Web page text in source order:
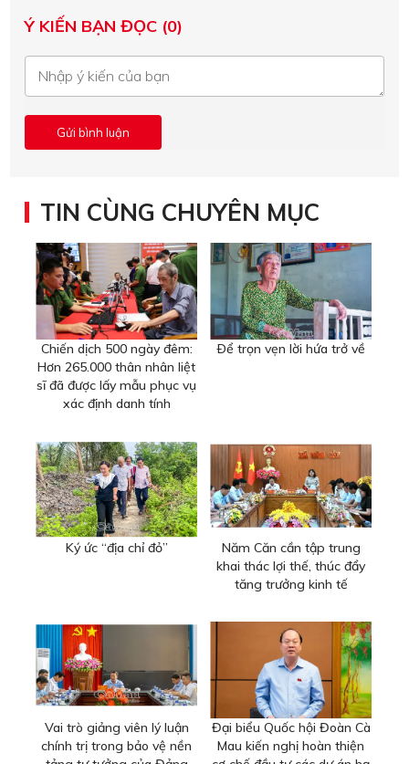
Ý KIẾN BẠN ĐỌC (0)
TIN CÙNG CHUYÊN MỤC
Chiến dịch 500 ngày đêm:
Hơn 265.000 thân nhân liệt
sĩ đã được lấy mẫu phục vụ
xác định danh tính
Ðể trọn vẹn lời hứa trở về
Ký ức “địa chỉ đỏ”
Năm Căn cần tập trung
khai thác lợi thế, thúc đẩy
tăng trưởng kinh tế
Vai trò giảng viên lý luận
chính trị trong bảo vệ nền
Đại biểu Quốc hội Đoàn Cà
Mau kiến nghị hoàn thiện